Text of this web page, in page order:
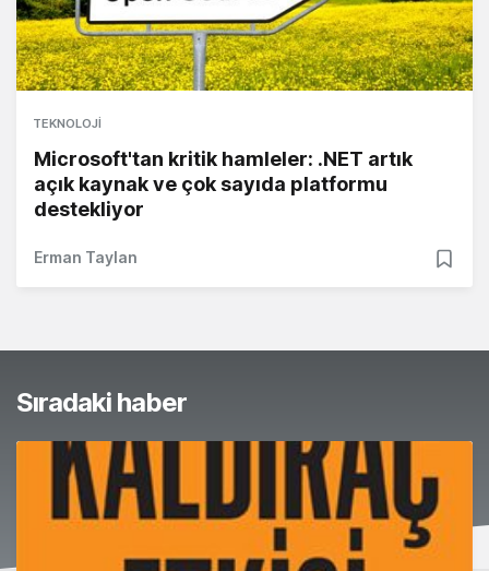
TEKNOLOJI
Microsoft'tan kritik hamleler: .NET artık
açık kaynak ve çok sayıda platformu
destekliyor
Erman Taylan
Sıradaki haber